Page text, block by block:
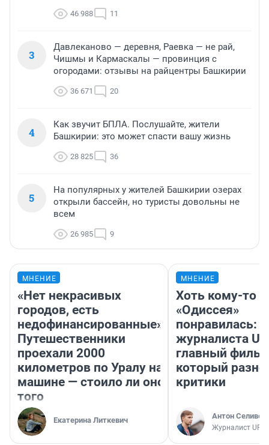
46 988 11
3
Давлеканово — деревня, Раевка — не рай,
Чишмы и Кармаскалы — провинция с
огородами: отзывы на райцентры Башкирии
36 671 20
4
Как звучит БПЛА. Послушайте, жители
Башкирии: это может спасти вашу жизнь
28 825 36
5
На популярных у жителей Башкирии озерах
открыли бассейн, но туристы довольны не
всем
26 985 9
МНЕНИЕ
«Нет некрасивых
городов, есть
недофинансированные».
Путешественники
проехали 2000
километров по Уралу на
машине — стоило ли оно
того
Екатерина Литкевич
МНЕНИЕ
Хоть кому-то
«Одиссея»
понравилась:
журналиста
главный
который
критики
Антон
Журналист